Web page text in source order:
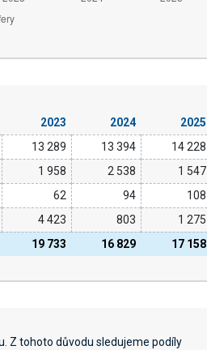
2023 2024 2025
19 733 16 829 17 158
13 289 13 394
14 228
1 958 2 538
1 547
62 94
108
4 423 803 1 275
Z tohoto důvodu sledujeme podíly